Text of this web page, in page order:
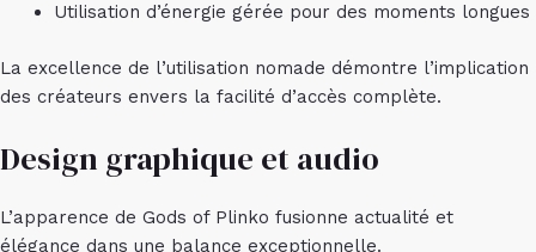
Utilisation d’énergie gérée pour des moments longues
La excellence de l’utilisation nomade démontre l’implication
des créateurs envers la facilité d’accès complète.
Design graphique et audio
L’apparence de Gods of Plinko fusionne actualité et
élégance dans une balance exceptionnelle.